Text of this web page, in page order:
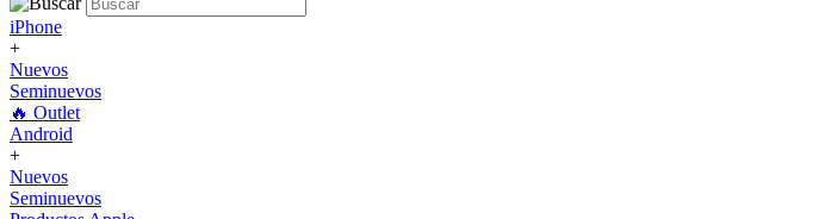
iPhone
+
Nuevos
Seminuevos
🔥 Outlet
Android
+
Nuevos
Seminuevos